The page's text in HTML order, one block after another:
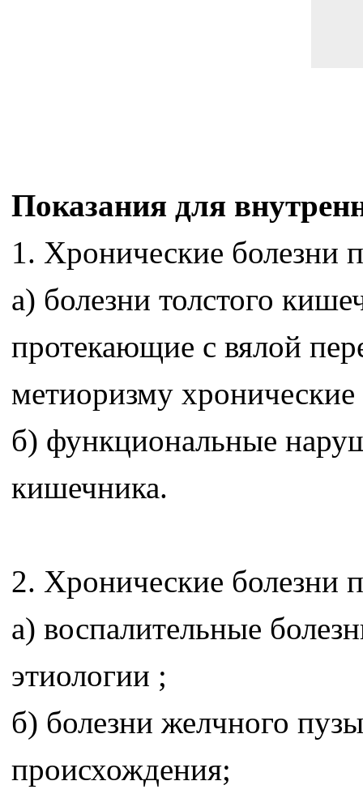
Показания для
1. Хронические болезни
а) болезни толстого
протекающие с вялой
метиоризму
б) функциональные
кишечника.
2. Хронические болезни
а) воспалительные
этиологии ;
б) болезни желчного
происхождения;